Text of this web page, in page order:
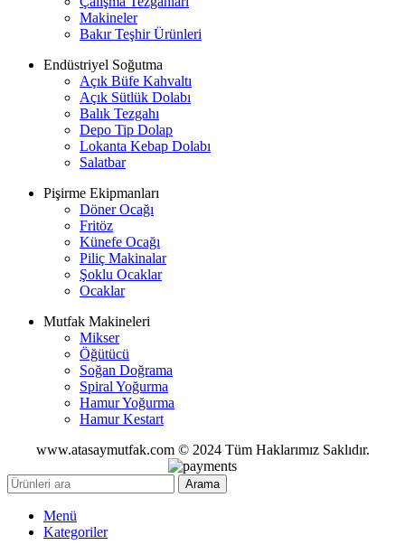
Makineler
Bakır Teşhir Ürünleri
Endüstriyel Soğutma
Açık Büfe Kahvaltı
Açık Sütlük Dolabı
Balık Tezgahı
Depo Tip Dolap
Lokanta Kebap Dolabı
Salatbar
Pişirme Ekipmanları
Döner Ocağı
Fritöz
Künefe Ocağı
Piliç Makinalar
Şoklu Ocaklar
Ocaklar
Mutfak Makineleri
Mikser
Öğütücü
Soğan Doğrama
Spiral Yoğurma
Hamur Yoğurma
Hamur Kestart
www.atasaymutfak.com © 2024 Tüm Haklarımız Saklıdır.
Arama
Menü
Kategoriler